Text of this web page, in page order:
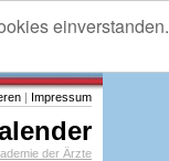
einverstanden.
| Impressum
der Ärzte